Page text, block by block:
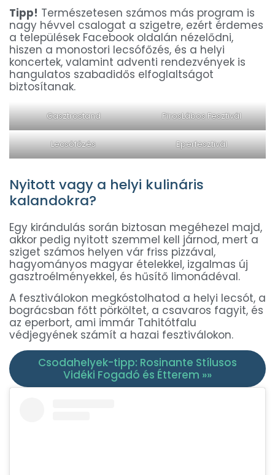
Tipp! Természetesen számos más program is
nagy hévvel csalogat a szigetre, ezért érdemes
a települések Facebook oldalán nézelődni,
hiszen a monostori lecsófőzés, és a helyi
koncertek, valamint adventi rendezvények is
hangulatos szabadidős elfoglaltságot
biztosítanak.
Gasztrostand PirosLábos Fesztivál
Lecsófőzés Eperfesztivál
Nyitott vagy a helyi kulináris
kalandokra?
Egy kirándulás során biztosan megéhezel majd,
akkor pedig nyitott szemmel kell járnod, mert a
sziget számos helyen vár friss pizzával,
hagyományos magyar ételekkel, izgalmas új
gasztroélményekkel, és hűsítő limonádéval.
A fesztiválokon megkóstolhatod a helyi lecsót, a
bográcsban főtt pörköltet, a csavaros fagyit, és
az eperbort, ami immár Tahitótfalu
védjegyének számít a hazai fesztiválokon.
Csodahelyek-tipp: Rosinante Stílusos
Vidéki Fogadó és Étterem »»